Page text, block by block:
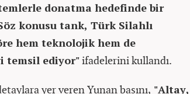
donatma hedefinde bir
konusu tank, Türk Silahlı
hem teknolojik hem de
temsil ediyor"ifadelerini kullandı.
yer veren Yunan basını, "Altay,